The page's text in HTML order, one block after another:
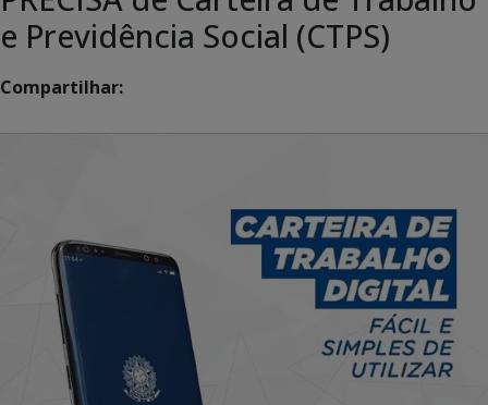
e Previdência Social (CTPS)
Compartilhar: